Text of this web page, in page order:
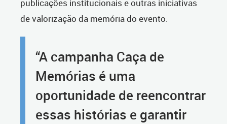
publicações institucionais e outras iniciativas
de valorização da memória do evento.
“A campanha Caça de
Memórias é uma
oportunidade de reencontrar
essas histórias e garantir